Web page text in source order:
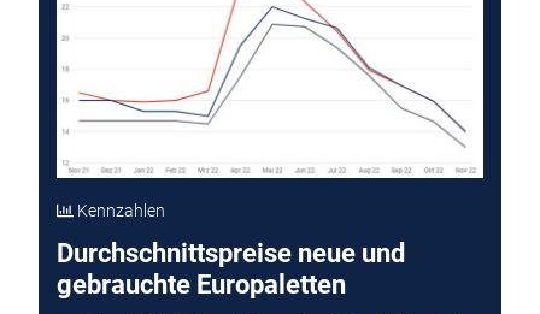
Kennzahlen
Durchschnittspreise neue und
gebrauchte Europaletten